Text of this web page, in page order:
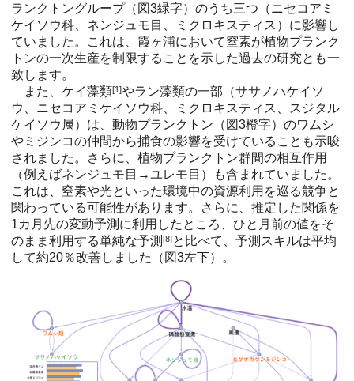
ランクトングループ（図3緑字）のうち三つ（ニセコアミ
ケイソウ科、ネンジュモ目、ミクロキスティス）に影響し
ていました。これは、霞ヶ浦において窒素が植物プランク
トンの一次生産を制限することを示した過去の研究とも一
致します。
また、ケイ藻類[1]やラン藻類の一部（ササノハケイソ
ウ、ニセコアミケイソウ科、ミクロキスティス、スジタル
ケイソウ属）は、動物プランクトン（図3橙字）のワムシ
やミジンコの仲間から捕食の影響を受けていることも示唆
されました。さらに、植物プランクトン群間の相互作用
（例えばネンジュモ目→ユレモ目）も含まれていました。
これは、窒素や光といった環境中の資源利用を巡る競争と
関わっている可能性があります。さらに、推定した関係を
1カ月先の変動予測に利用したところ、ひと月前の値をそ
のまま利用する単純な予測 [8] と比べて、予測スキルは平均
して約20％改善しました（図3左下）。